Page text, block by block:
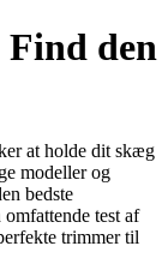
den
at holde dit skæg
modeller og
bedste
test af
trimmer til